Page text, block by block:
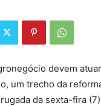
devem
um trecho da
da sexta-fira